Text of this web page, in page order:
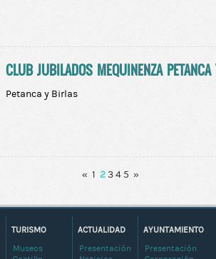
CLUB JUBILADOS MEQUINENZA
Petanca y Birlas
« 1 234 5 »
AYUNTAMIENTO
Presentación
ACTUALIDAD
Presentación
TURISMO
Museos